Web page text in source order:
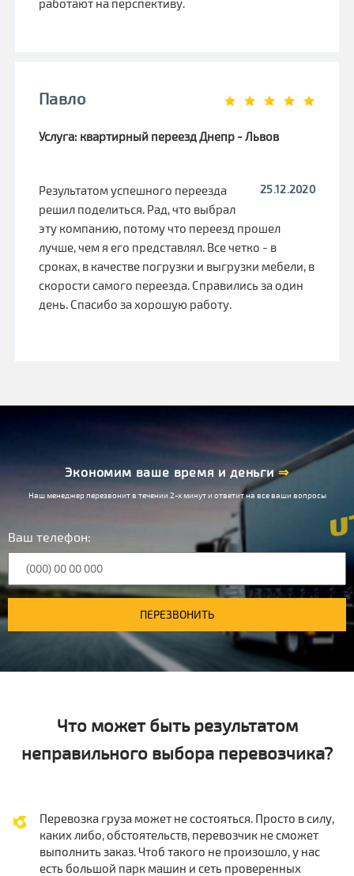
работают на перспективу.
Павло
Услуга: квартирный переезд Днепр - Львов
25.12.2020
Результатом успешного переезда
решил поделиться. Рад, что выбрал
эту компанию, потому что переезд прошел
лучше, чем я его представлял. Все четко - в
сроках, в качестве погрузки и выгрузки мебели, в
скорости самого переезда. Справились за один
день. Спасибо за хорошую работу.
Экономим ваше время и деньги⇒
Наш менеджер перезвонит в течении 2-х минут и ответит на все ваши вопросы
Ваш телефон:
ПЕРЕЗВОНИТЬ
Что может быть результатом
неправильного выбора перевозчика?
Перевозка груза может не состояться. Просто в силу,
каких либо, обстоятельств, перевозчик не сможет
выполнить заказ. Чтоб такого не произошло, у нас
есть большой парк машин и сеть проверенных